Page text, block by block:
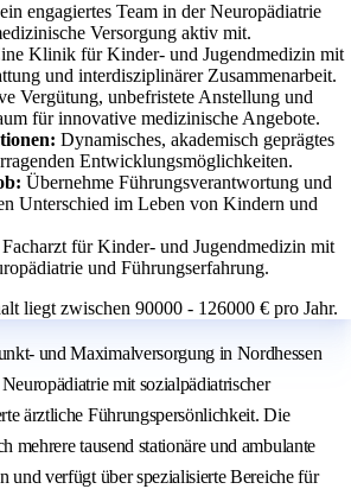
engagiertes Team in der Neuropädiatrie
Versorgung aktiv mit.
Klinik für Kinder- und Jugendmedizin mit
und interdisziplinärer Zusammenarbeit.
Vergütung, unbefristete Anstellung und
für innovative medizinische Angebote.
Dynamisches, akademisch geprägtes
Entwicklungsmöglichkeiten.
Übernehme Führungsverantwortung und
Unterschied im Leben von Kindern und
Facharzt für Kinder- und Jugendmedizin mit
und Führungserfahrung.
liegt zwischen 90000 - 126000 € pro Jahr.
und Maximalversorgung in Nordhessen
mit sozialpädiatrischer
ärztliche Führungspersönlichkeit. Die
mehrere tausend stationäre und ambulante
und verfügt über spezialisierte Bereiche für